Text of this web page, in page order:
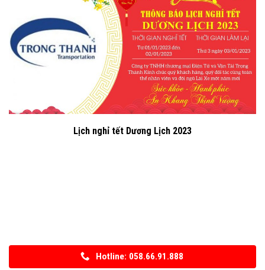
Lịch nghỉ tết Dương Lịch 2023
Hotline: 058.66.91.888